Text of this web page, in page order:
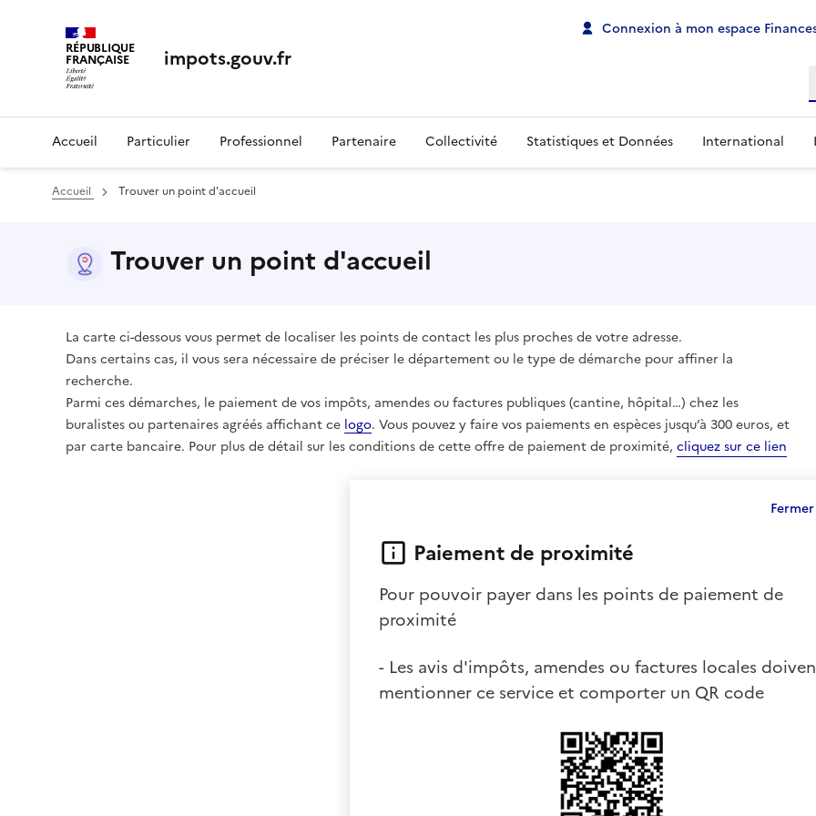
RÉPUBLIQUE
FRANÇAISE impots.gouv.fr
Connexion à mon espace
Accueil Particulier Professionnel Partenaire Collectivité Statistiques et Données International
Accueil Trouver un point d'accueil
Trouver un point d'accueil
La carte ci-dessous vous permet de localiser les points de contact les plus proches de votre adresse.
Dans certains cas, il vous sera nécessaire de préciser le département ou le type de démarche pour affiner la
recherche.
Parmi ces démarches, le paiement de vos impôts, amendes ou factures publiques (cantine, hôpital…) chez les
buralistes ou partenaires agréés affichant ce logo. Vous pouvez y faire vos paiements en espèces jusqu’à 300 euros, et
par carte bancaire. Pour plus de détail sur les conditions de cette offre de paiement de proximité, cliquez sur ce lien
Fermer
Paiement de proximité
Pour pouvoir payer dans les points de paiement de
proximité
- Les avis d'impôts, amendes ou factures locales
mentionner ce service et comporter un QR code